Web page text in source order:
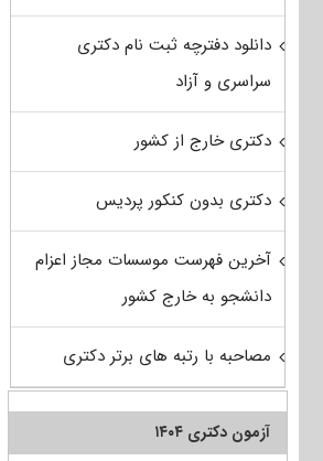
دانلود دفترچه ثبت نام دکتری
سراسری و آزاد
دکتری خارج از کشور
دکتری بدون کنکور پردیس
آخرین فهرست موسسات مجاز اعزام
دانشجو به خارج کشور
مصاحبه با رتبه های برتر دکتری
آزمون دکتری ۱۴۰۴